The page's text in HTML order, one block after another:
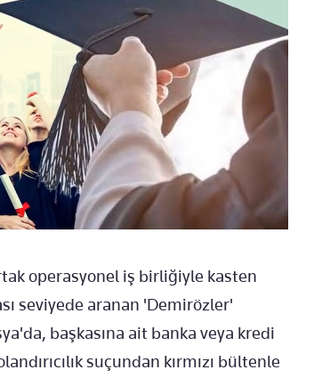
operasyonel iş birliğiyle kasten
seviyede aranan 'Demirözler'
başkasına ait banka veya kredi
suçundan kırmızı bültenle